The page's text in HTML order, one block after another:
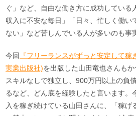
ぐ」など、自由な働き方に成功している
収入に不安な毎日」「日々、忙しく働い
ない」など苦しんでいる人が多いのも事
今回 『フリーランスがずっと安定して
実業出版社)を出版した山田竜也さんも
スキルなしで独立し、900万円以上の負
るなど 、どん底を経験したと言います
入を稼ぎ続けている山田さんに、「稼げ